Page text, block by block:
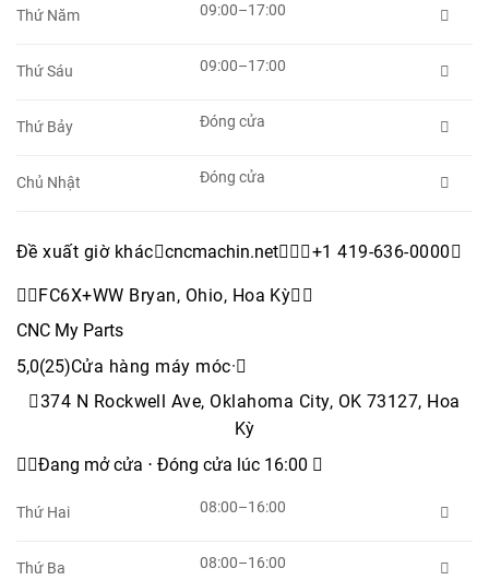
Thứ Năm 09:00–17:00 
Thứ Sáu 09:00–17:00 
Thứ Bảy Đóng cửa 
Chủ Nhật Đóng cửa 
Đề xuất giờ kháccncmachin.net+1 419-636-0000
FC6X+WW Bryan, Ohio, Hoa Kỳ 
CNC My Parts
5,0(25)Cửa hàng máy móc·
374 N Rockwell Ave, Oklahoma City, OK 73127, Hoa
Kỳ
Đang mở cửa ⋅ Đóng cửa lúc 16:00 
Thứ Hai 08:00–16:00 
Thứ Ba 08:00–16:00 